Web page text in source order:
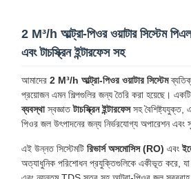
2 M³/h আল্ট্রা-পিওর ওয়াটার সিস্টেম
এবং টাচস্ক্রিন ইন্টারফেস সহ
আমাদের 2 M³/h আল্ট্রা-পিওর ওয়াটার সিস্টেম
প্রয়োজন এমন শিল্পগুলির জন্য তৈরি করা হয়েছে। একটি
ব্যবস্থাস্বজ্ঞাতটাচস্ক্রিন ইন্টারফেসসহ বৈশিষ্ট্যযুক্ত,
পিওর জল উৎপাদনের জন্য নির্ভরযোগ্য অপারেশন এবং
এই উন্নত সিস্টেমটি রিভার্স অসমোসিস (RO) এবং
অত্যাধুনিক পরিশোধন প্রযুক্তিগুলিকে একীভূত করে, যা